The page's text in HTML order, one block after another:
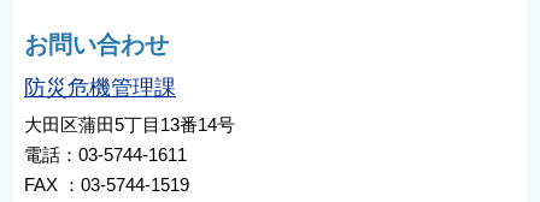
お問い合わせ
防災危機管理課
大田区蒲田5丁目13番14号
電話：03-5744-1611
FAX ：03-5744-1519